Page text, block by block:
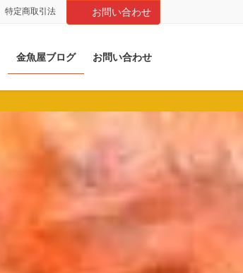
特定商取引法 お問い合わせ
金魚屋ブログ お問い合わせ